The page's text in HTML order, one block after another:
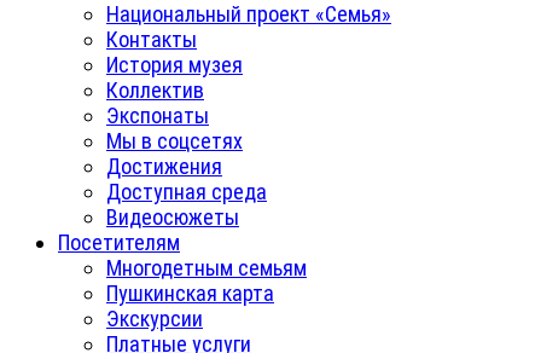
Национальный проект «Семья»
Контакты
История музея
Коллектив
Экспонаты
Мы в соцсетях
Достижения
Доступная среда
Видеосюжеты
Посетителям
Многодетным семьям
Пушкинская карта
Экскурсии
Платные услуги